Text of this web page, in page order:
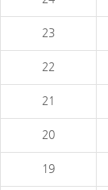
23
22
21
20
19